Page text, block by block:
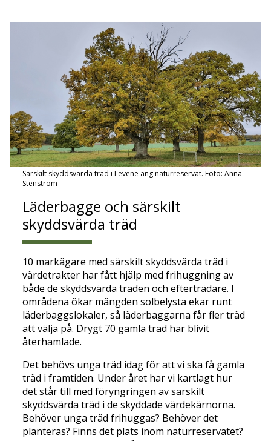
Särskilt skyddsvärda träd i Levene äng naturreservat. Foto: Anna
Stenström
Läderbagge och särskilt
skyddsvärda träd
10 markägare med särskilt skyddsvärda träd i
värdetrakter har fått hjälp med frihuggning av
både de skyddsvärda träden och efterträdare. I
områdena ökar mängden solbelysta ekar runt
läderbaggslokaler, så läderbaggarna får fler träd
att välja på. Drygt 70 gamla träd har blivit
återhamlade.
Det behövs unga träd idag för att vi ska få gamla
träd i framtiden. Under året har vi kartlagt hur
det står till med föryngringen av särskilt
skyddsvärda träd i de skyddade värdekärnorna.
Behöver unga träd frihuggas? Behöver det
planteras? Finns det plats inom naturreservatet?